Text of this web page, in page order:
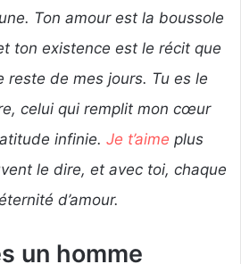
Ton amour est la boussole
ton existence est le récit que
reste de mes jours. Tu es le
celui qui remplit mon cœur
infinie. Je t’aime plus
le dire, et avec toi, chaque
d’amour.
un homme